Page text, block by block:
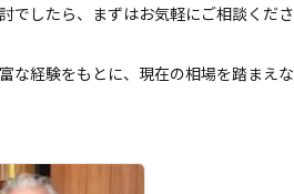
でしたら、まずはお気軽にご相談くださ
な経験をもとに、現在の相場を踏まえな